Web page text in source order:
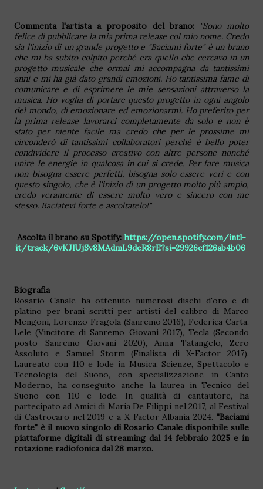
Commenta l'artista a proposito del brano:
"Sono molto
felice di pubblicare la mia prima release col mio nome. Credo
sia l'inizio di un grande progetto e "Baciami forte" è un brano
che mi ha subito colpito perché era quello che cercavo in un
progetto musicale che ormai mi accompagna da tantissimi
anni e mi ha già dato grandi emozioni. Ho tantissima fame di
comunicare e di esprimere le mie sensazioni attraverso la
musica. Ho voglia di portare questo progetto in ogni angolo
del mondo, di emozionare ed emozionarmi. Ho preferito per
la prima release lavorarci completamente da solo e non è
stato per niente facile ma credo che per le prossime mi
circonderò di tantissimi collaboratori perché è bello poter
condividere il processo creativo con altre persone nonché
unire le energie in qualcosa in cui si crede. Per fare musica
non bisogna essere perfetti, bisogna solo essere veri e con
questo singolo, che è l'inizio di un progetto molto più ampio,
credo veramente di essere molto vero e sincero con me
stesso. Baciatevi forte e ascoltatelo!"
Ascolta il brano su Spotify: https://open.spotify.com/intl-
it/track/6vKJlUjSv8MAdmL9deR8rE?si=29926cf126ab4b06
Biografia
Rosario Canale ha ottenuto numerosi dischi d'oro e di
platino per brani scritti per artisti del calibro di Marco
Mengoni, Lorenzo Fragola (Sanremo 2016), Federica Carta,
Lele (Vincitore di Sanremo Giovani 2017), Tecla (Secondo
posto Sanremo Giovani 2020), Anna Tatangelo, Zero
Assoluto e Samuel Storm (Finalista di X-Factor 2017).
Laureato con 110 e lode in Musica, Scienze, Spettacolo e
Tecnologia del Suono, con specializzazione in Canto
Moderno, ha conseguito anche la laurea in Tecnico del
Suono con 110 e lode. In qualità di cantautore, ha
partecipato ad Amici di Maria De Filippi nel 2017, al Festival
di Castrocaro nel 2019 e a X-Factor Albania 2024. "Baciami
forte" è il nuovo singolo di Rosario Canale disponibile sulle
piattaforme digitali di streaming dal 14 febbraio 2025 e in
rotazione radiofonica dal 28 marzo.